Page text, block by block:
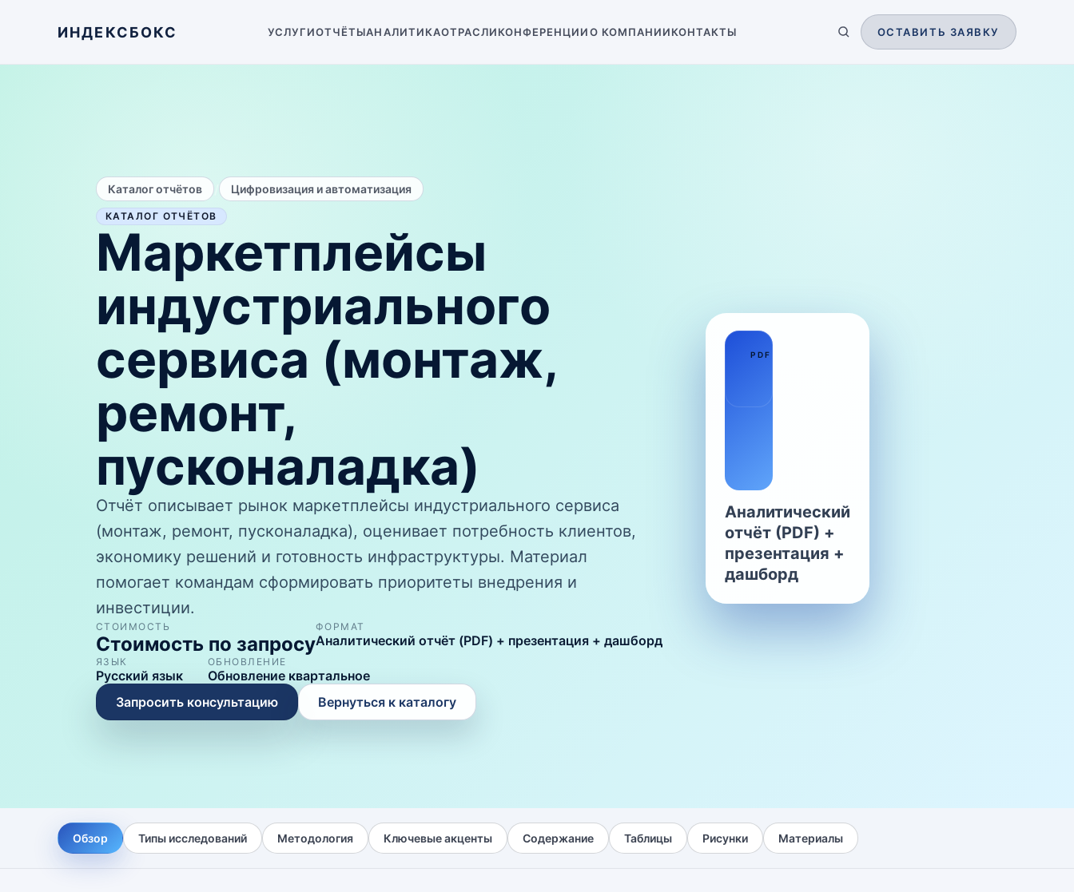
ИНДЕКСБОКС УСЛУГИОТЧЁТЫАНАЛИТИКАОТРАСЛИКОНФЕРЕНЦИИО КОМПАНИИКОНТАКТЫ ОСТАВИТЬ ЗАЯВКУ
Каталог отчётов Цифровизация и автоматизация
КАТАЛОГ ОТЧЁТОВ
Маркетплейсы
индустриального
сервиса (монтаж,
ремонт,
пусконаладка)
Отчёт описывает рынок маркетплейсы индустриального сервиса
(монтаж, ремонт, пусконаладка), оценивает потребность клиентов,
экономику решений и готовность инфраструктуры. Материал
помогает командам сформировать приоритеты внедрения и
инвестиции.
СТОИМОСТЬ
Стоимость по запросу
ФОРМАТ
Аналитический отчёт (PDF) + презентация + дашборд
ЯЗЫК
Русский язык
ОБНОВЛЕНИЕ
Обновление квартальное
Запросить консультацию
Вернуться к каталогу
PDF
Аналитический
отчёт (PDF) +
презентация +
дашборд
Обзор Типы исследований Методология Ключевые акценты Содержание Таблицы Рисунки Материалы